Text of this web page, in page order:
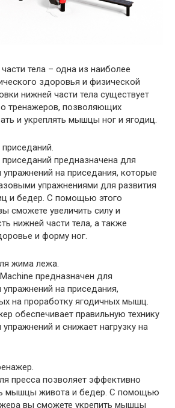
тела – одна из наиболее
здоровья и физической
нижней части тела существует
тренажеров, позволяющих
и укреплять мышцы ног и ягодиц.
предназначена для
на приседания, которые
упражнениями для развития
и бедер. С помощью этого
сможете увеличить силу и
нижней части тела, а также
и форму ног.
жима лежа.
предназначен для
на приседания,
на проработку ягодичных мышц.
обеспечивает правильную технику
и снижает нагрузку на
пресса позволяет эффективно
мышцы живота и бедер. С помощью
вы сможете укрепить мышцы